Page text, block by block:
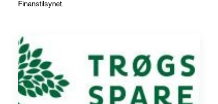
Finanstilsynet.